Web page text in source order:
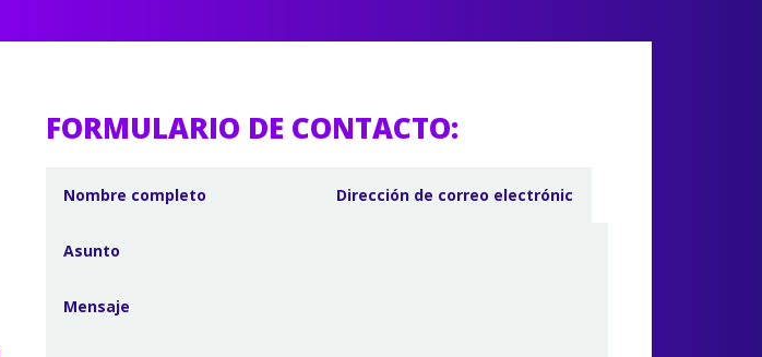
FORMULARIO DE CONTACTO: